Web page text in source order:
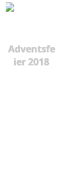
Adventsfe
ier 2018